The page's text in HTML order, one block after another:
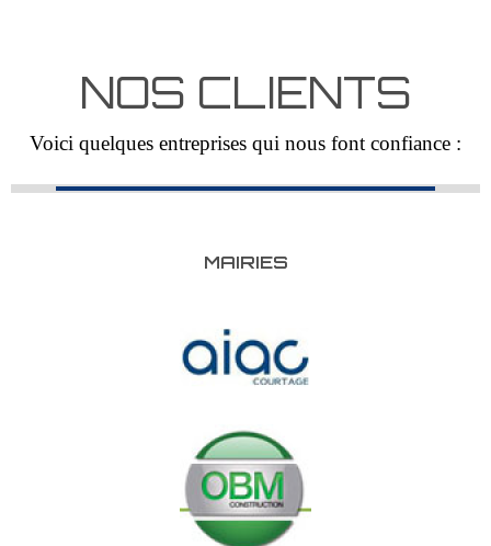
NOS CLIENTS
Voici quelques entreprises qui nous font confiance :
MAIRIES